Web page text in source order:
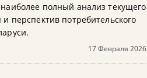
полный анализ текущего
и перспектив потребительского
17 Февраля 2026